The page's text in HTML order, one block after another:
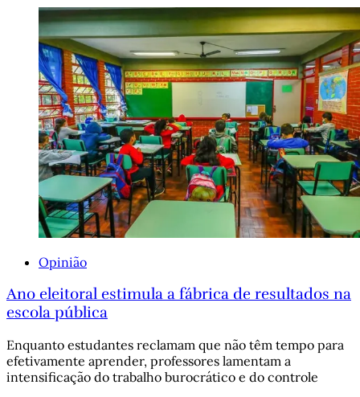
Opinião
Ano eleitoral estimula a fábrica de resultados na
escola pública
Enquanto estudantes reclamam que não têm tempo para
efetivamente aprender, professores lamentam a
intensificação do trabalho burocrático e do controle